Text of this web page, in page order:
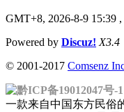
GMT+8, 2026-8-9 15:39
Powered by Discuz! X3.4
© 2001-2017 Comsenz
黔ICP备19012047号-1
一款来自中国东方民俗